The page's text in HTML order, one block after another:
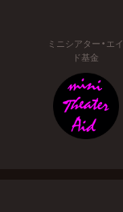
ミニシアター・エイ
ド基金